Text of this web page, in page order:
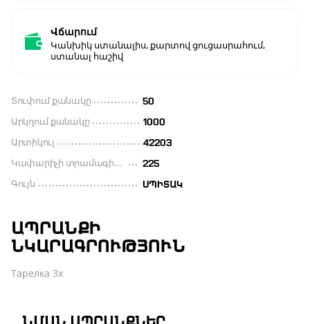
Վճարում
Կանխիկ ստանալիս, քարտով ցուցասրահում,
ստանալ հաշիվ
Տուփում քանակը 50
Արկղում քանակը 1000
Արտիկուլ 42203
Կափարիչի տրամագիծը մլ 225
Գույն ՍՊԻՏԱԿ
ԱՊՐԱՆՔԻ
ՆԿԱՐԱԳՐՈՒԹՅՈՒՆ
Тарелка 3х
ՆՄԱՆ ԱՊՐԱՆՔՆԵՐ